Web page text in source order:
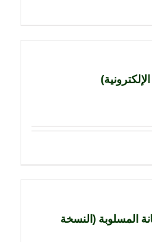
المسلوبة (النسخة